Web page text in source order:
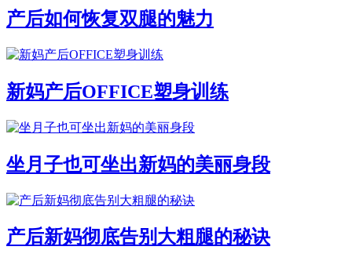
产后如何恢复双腿的魅力
新妈产后OFFICE塑身训练
坐月子也可坐出新妈的美丽身段
产后新妈彻底告别大粗腿的秘诀